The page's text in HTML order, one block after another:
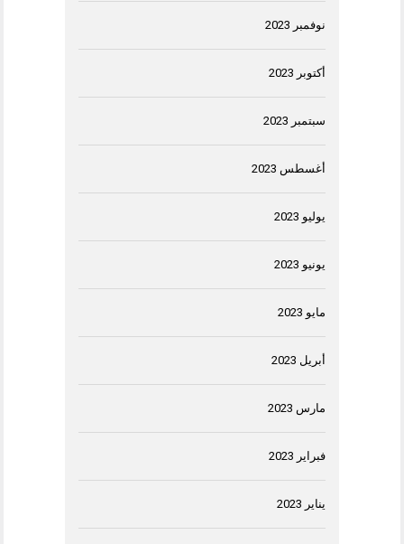
نوفمبر 2023
أكتوبر 2023
سبتمبر 2023
أغسطس 2023
يوليو 2023
يونيو 2023
مايو 2023
أبريل 2023
مارس 2023
فبراير 2023
يناير 2023